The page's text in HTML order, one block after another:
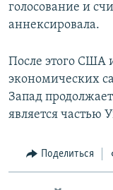
голосование и
аннексировала.
После этого США
экономических
Запад
является частью
Поделиться